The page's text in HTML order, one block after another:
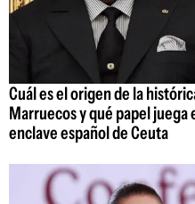
Cuál es el origen de la
Marruecos y qué papel
enclave español de Ceuta